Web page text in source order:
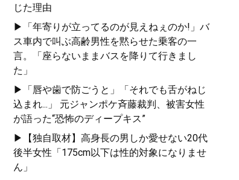
じた理由
▶「年寄りが立ってるのが見えねぇのか!」バ
ス車内で叫ぶ高齢男性を黙らせた乗客の一
言。「座らないままバスを降りて行きまし
た」
▶「唇や歯で防ごうと」「それでも舌がねじ
込まれ...」 元ジャンポケ斉藤裁判、被害女性
が語った“恐怖のディープキス”
▶【独自取材】高身長の男しか愛せない20代
後半女性「175cm以下は性的対象になりませ
ん」